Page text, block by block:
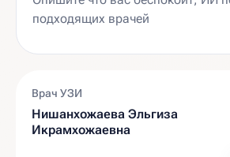
Врач УЗИ
Нишанхожаева Эльгиза
Икрамхожаевна